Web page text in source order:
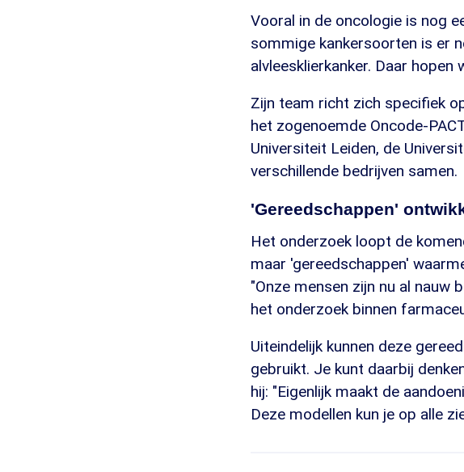
Vooral in de oncologie is nog
sommige kankersoorten is er
alvleesklierkanker. Daar
Zijn team richt zich specifiek
het zogenoemde Oncode-
Universiteit Leiden, de
verschillende bedrijven samen.
'Gereedschappen'
Het onderzoek loopt de
maar 'gereedschappen'
"Onze mensen zijn nu al nauw
het onderzoek binnen
Uiteindelijk kunnen deze
gebruikt. Je kunt daarbij
hij: "Eigenlijk maakt de
Deze modellen kun je op alle